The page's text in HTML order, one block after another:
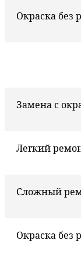
Окраска без
Замена с
Легкий
Сложный
Окраска без